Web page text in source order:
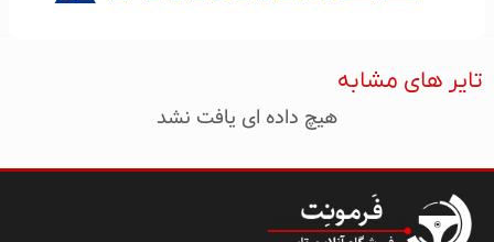
تایر های مشابه
هیچ داده ای یافت نشد